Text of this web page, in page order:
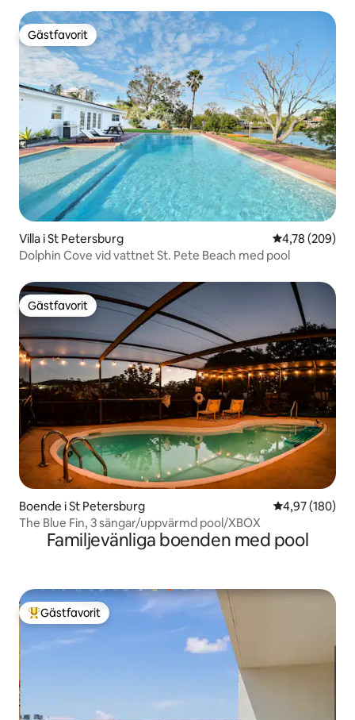
Gästfavorit
Gästfavorit
Villa i St Petersburg 4,78 av 5 i
4,78 (209)
Dolphin Cove vid vattnet St. Pete Beach med pool
Gästfavorit
Gästfavorit
Boende i St Petersburg 4,97 av 5 i
4,97 (180)
The Blue Fin, 3 sängar/uppvärmd pool/XBOX
Familjevänliga boenden med pool
Populär gästfavorit
Gästfavorit